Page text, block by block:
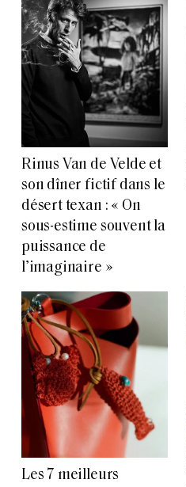
Rinus Van de Velde et
son dîner fictif dans le
désert texan : « On
sous-estime souvent la
puissance de
l’imaginaire »
Les 7 meilleurs